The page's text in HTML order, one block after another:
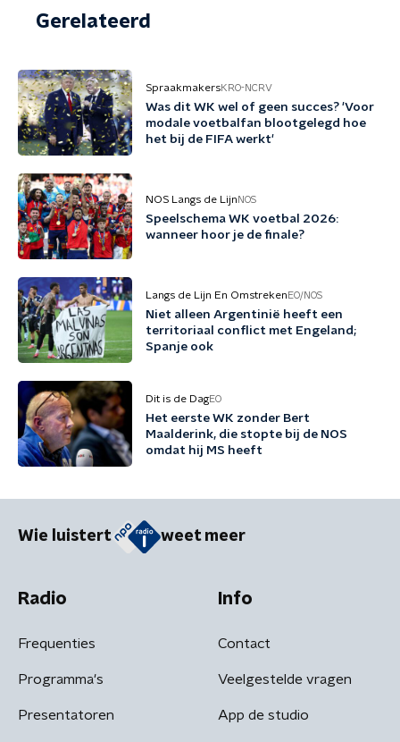
Gerelateerd
SpraakmakersKRO-NCRV
Was dit WK wel of geen succes? 'Voor
modale voetbalfan blootgelegd hoe
het bij de FIFA werkt'
NOS Langs de Lijn NOS
Speelschema WK voetbal 2026:
wanneer hoor je de finale?
Langs de Lijn En Omstreken EO/NOS
Niet alleen Argentinië heeft een
territoriaal conflict met Engeland;
Spanje ook
Dit is de DagEO
Het eerste WK zonder Bert
Maalderink, die stopte bij de NOS
omdat hij MS heeft
Wie luistert weet meer
Radio
Frequenties
Programma's
Presentatoren
Info
Contact
Veelgestelde vragen
App de studio